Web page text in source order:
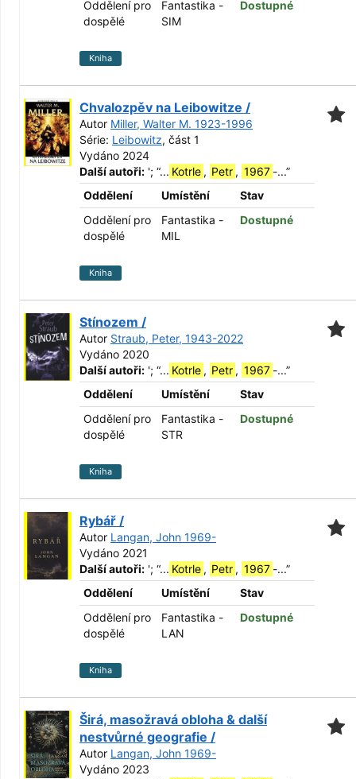
Oddělení pro
dospělé
Fantastika -
SIM
Dostupné
Kniha
Chvalozpěv na Leibowitze /
Autor Miller, Walter M. 1923-1996
Série: Leibowitz, část 1
Vydáno 2024
Další autoři: '; “... Kotrle , Petr , 1967 -...”
Oddělení
Umístění
Stav
Oddělení pro
dospělé
Fantastika -
MIL
Dostupné
Kniha
Stínozem /
Autor Straub, Peter, 1943-2022
Vydáno 2020
Další autoři: '; “... Kotrle , Petr , 1967 -...”
Oddělení
Umístění
Stav
Oddělení pro
dospělé
Fantastika -
STR
Dostupné
Kniha
Rybář /
Autor Langan, John 1969-
Vydáno 2021
Další autoři: '; “... Kotrle , Petr , 1967 -...”
Oddělení
Umístění
Stav
Oddělení pro
dospělé
Fantastika -
LAN
Dostupné
Kniha
Širá, masožravá obloha & další
nestvůrné geografie /
Autor Langan, John 1969-
Vydáno 2023